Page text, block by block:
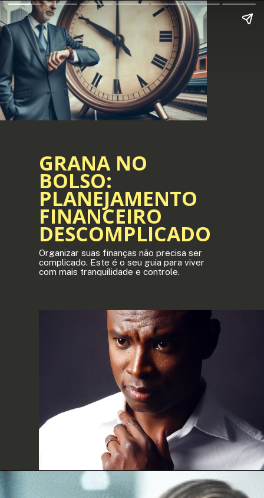
GRANA NO
BOLSO:
PLANEJAMENTO
FINANCEIRO
DESCOMPLICADO
Organizar suas finanças não precisa ser
complicado. Este é o seu guia para viver
com mais tranquilidade e controle.